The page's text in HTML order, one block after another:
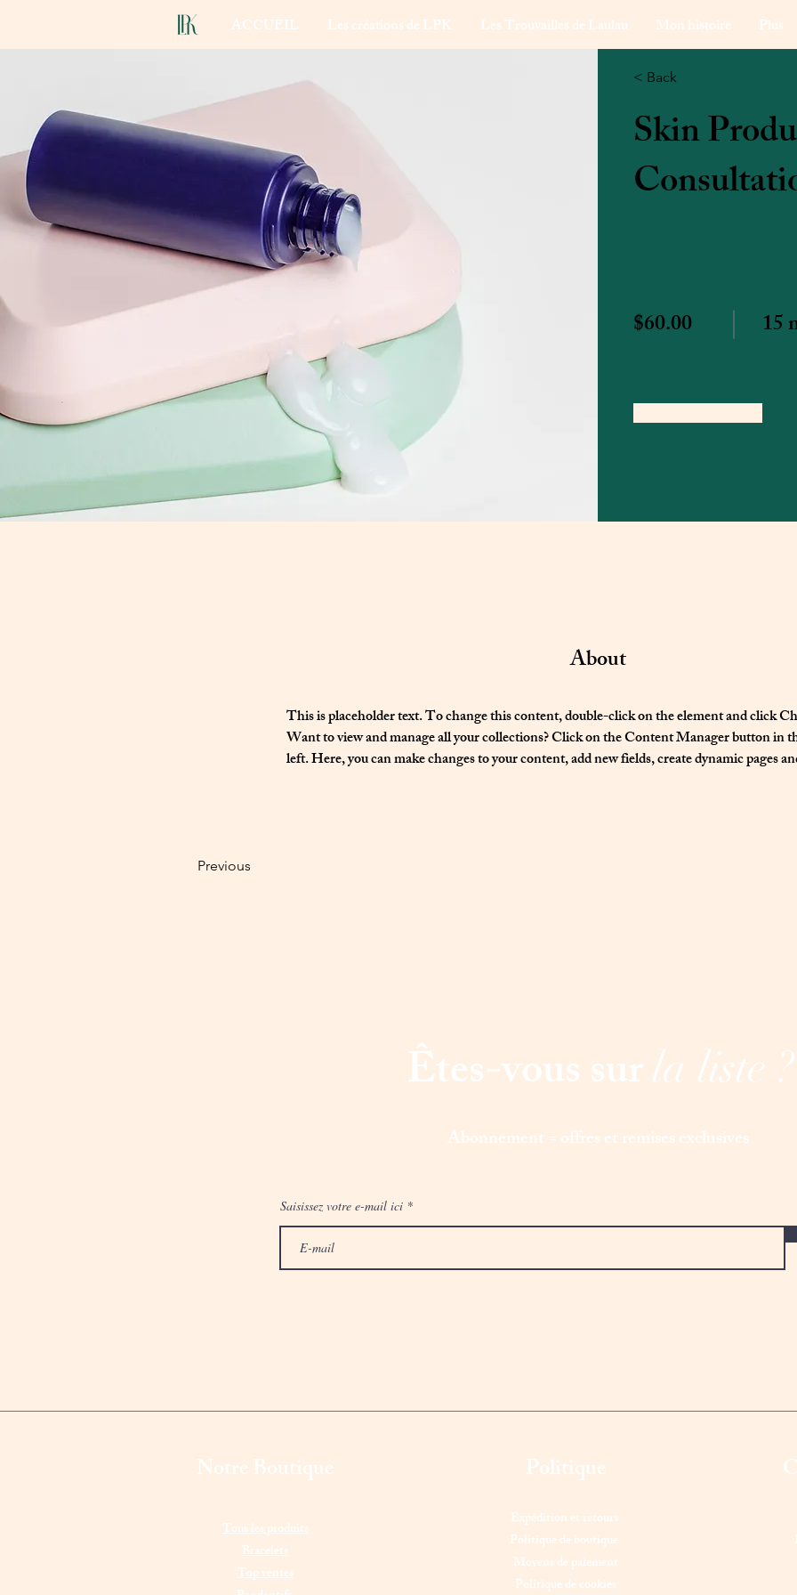
ACCUEIL Les créations de LPK Les Trouvailles de Laulau Mon histoire Plus
< Back
Skin
$60.00 15
About
This is placeholder text. To change this content, double-click on the element and click
Want to view and manage all your collections? Click on the Content Manager button in
left. Here, you can make changes to your content, add new fields, create dynamic pages
Previous
Êtes-vous surla liste ?
Abonnement = offres et remises exclusives
Saisissez votre e-mail ici
Notre Boutique
Tous les produits
Bracelets
Top ventes
Politique
Expédition et retours
Politique de boutique
Moyens de paiement
Politique de cookies